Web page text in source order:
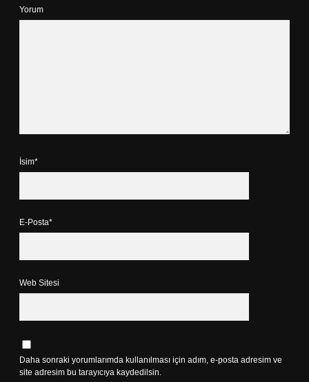
Yorum
İsim*
E-Posta*
Web Sitesi
Daha sonraki yorumlarımda kullanılması için adım, e-posta adresim ve
site adresim bu tarayıcıya kaydedilsin.